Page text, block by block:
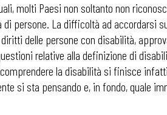
molti Paesi non soltanto non
persone. La difficoltà ad accordarsi
delle persone con disabilità,
relative alla definizione di
comprendere la disabilità si finisce
si sta pensando e, in fondo, quale